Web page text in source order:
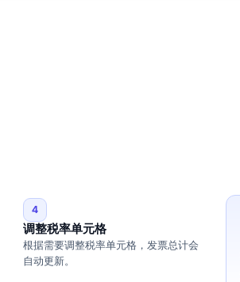
4
调整税率单元格
根据需要调整税率单元格，发票总计会
自动更新。